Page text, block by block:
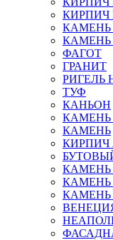
КИРПИЧ
ФАГОТ
ГРАНИТ
РИГЕЛЬ
ТУФ
КАНЬОН
КАМЕНЬ
КИРПИЧ
КАМЕНЬ